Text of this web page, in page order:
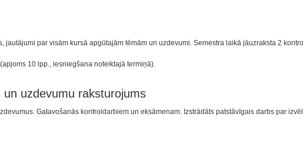
par visām kursā apgūtajām tēmām un uzdevumi. Semestra laikā jāuzraksta 2
10 lpp., iesniegšana noteiktajā termiņā).
uzdevumu raksturojums
Gatavošanās kontroldarbiem un eksāmenam. Izstrādāts patstāvīgais darbs par